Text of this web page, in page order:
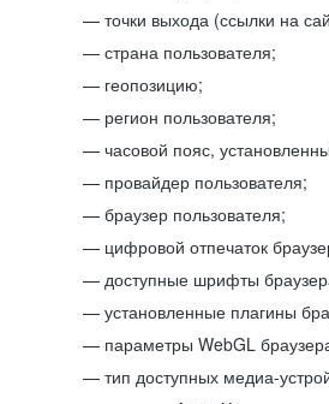
точки выхода (ссылки на
страна пользователя;
геопозицию;
регион пользователя;
часовой пояс,
провайдер пользователя;
браузер пользователя;
цифровой отпечаток
доступные шрифты
установленные плагины
параметры WebGL
тип доступных медиа-